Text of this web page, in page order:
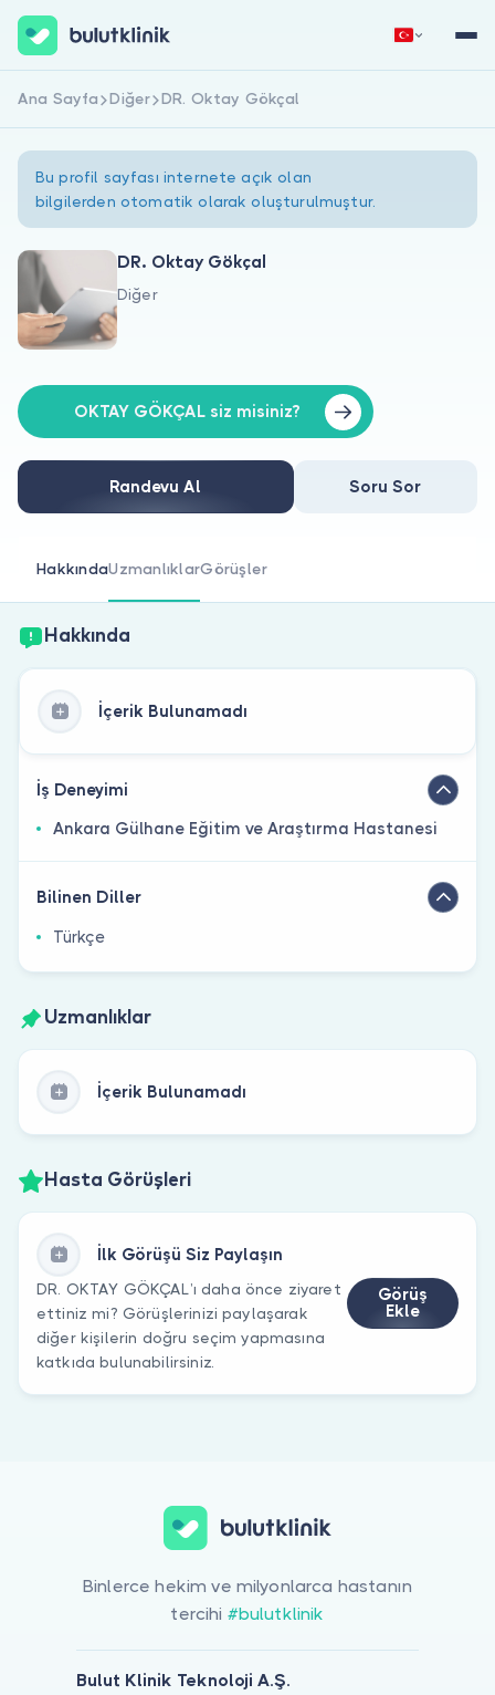
Hakkımızda
Doktorlar için
Doktor musunuz?
Hemen Kaydol
Ana Sayfa Diğer DR. Oktay Gökçal
Bu profil sayfası internete açık olan
bilgilerden otomatik olarak oluşturulmuştur.
DR. Oktay Gökçal
Diğer
OKTAY GÖKÇAL siz misiniz?
Randevu Al Soru Sor
HakkındaUzmanlıklarGörüşler
Hakkında
İçerik Bulunamadı
İş Deneyimi
Ankara Gülhane Eğitim ve Araştırma Hastanesi
Bilinen Diller
Türkçe
Uzmanlıklar
İçerik Bulunamadı
Hasta Görüşleri
İlk Görüşü Siz Paylaşın
DR. OKTAY GÖKÇAL’ı daha önce ziyaret
ettiniz mi? Görüşlerinizi paylaşarak
diğer kişilerin doğru seçim yapmasına
katkıda bulunabilirsiniz.
Görüş
Ekle
Binlerce hekim ve milyonlarca hastanın
tercihi #bulutklinik
Bulut Klinik Teknoloji A.Ş.